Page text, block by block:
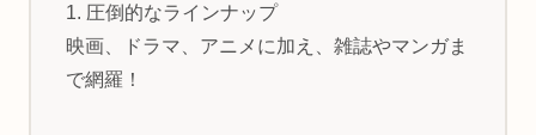
1. 圧倒的なラインナップ
映画、ドラマ、アニメに加え、雑誌やマンガま
で網羅！